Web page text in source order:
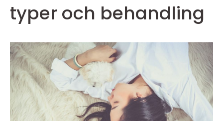
typer och behandling